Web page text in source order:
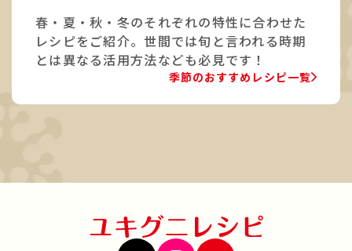
春・夏・秋・冬のそれぞれの特性に合わせた
レシピをご紹介。世間では旬と言われる時期
とは異なる活用方法なども必見です！
季節のおすすめレシピ一覧